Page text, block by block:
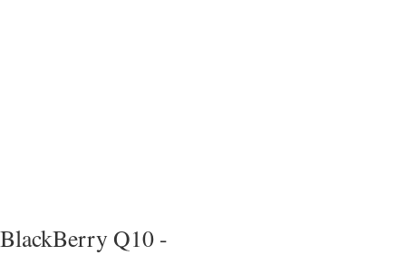
BlackBerry Q10 -